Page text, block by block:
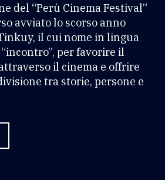
del “Perù Cinema Festival”
avviato lo scorso anno
il cui nome in lingua
per favorire il
il cinema e offrire
tra storie, persone e